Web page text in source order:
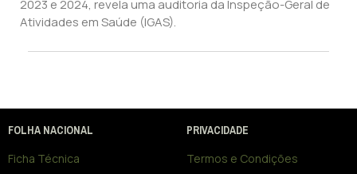
2023 e 2024, revela uma auditoria da Inspeção-Geral de
Atividades em Saúde (IGAS).
FOLHA NACIONAL
Ficha Técnica
PRIVACIDADE
Termos e Condições